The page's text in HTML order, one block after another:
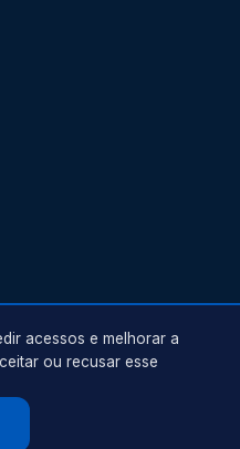
os direitos reservados.
acessos e melhorar a
ou recusar esse